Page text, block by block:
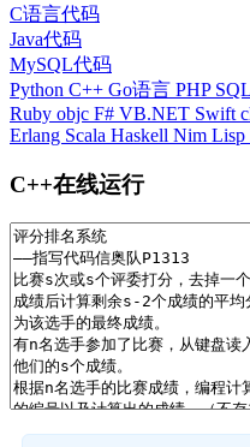
C语言代码
Java代码
MySQL代码
Python C++ Go语言 PHP
Ruby objc F# VB.NET Swift
Erlang Scala Haskell Nim Lisp
C++在线运行